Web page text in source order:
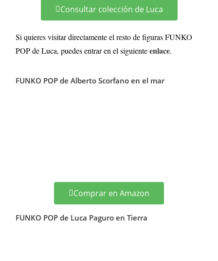
Consultar colección de Luca
Si quieres visitar directamente el resto de figuras FUNKO
POP de Luca, puedes entrar en el siguienteenlace.
FUNKO POP de Alberto Scorfano en el mar
Comprar en Amazon
FUNKO POP de Luca Paguro en Tierra